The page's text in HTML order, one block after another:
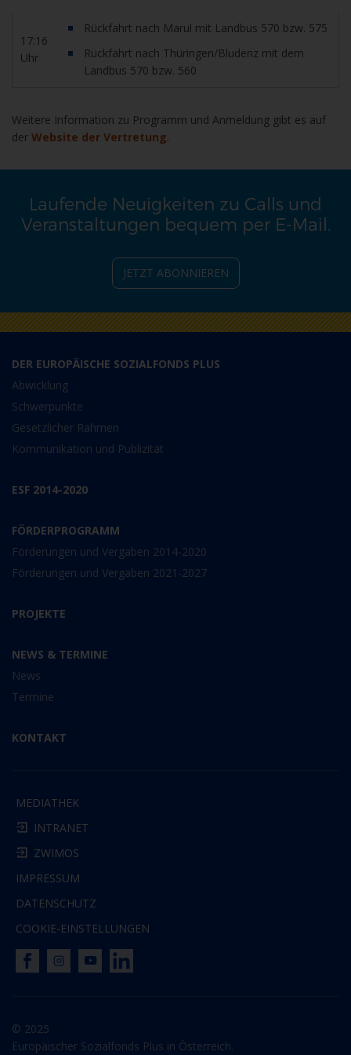
17:16
Uhr
Rückfahrt nach Marul mit Landbus 570 bzw. 575
Rückfahrt nach Thüringen/Bludenz mit dem
Landbus 570 bzw. 560
Weitere Information zu Programm und Anmeldung gibt es auf
der Website der Vertretung.
Laufende Neuigkeiten zu Calls und
Veranstaltungen bequem per E-Mail.
JETZT ABONNIEREN
DER EUROPÄISCHE SOZIALFONDS PLUS
Abwicklung
Schwerpunkte
Gesetzlicher Rahmen
Kommunikation und Publizität
ESF 2014-2020
FÖRDERPROGRAMM
Förderungen und Vergaben 2014-2020
Förderungen und Vergaben 2021-2027
PROJEKTE
NEWS & TERMINE
News
Termine
KONTAKT
MEDIATHEK
INTRANET
ZWIMOS
IMPRESSUM
DATENSCHUTZ
COOKIE-EINSTELLUNGEN
© 2025
Europäischer Sozialfonds Plus in Österreich.